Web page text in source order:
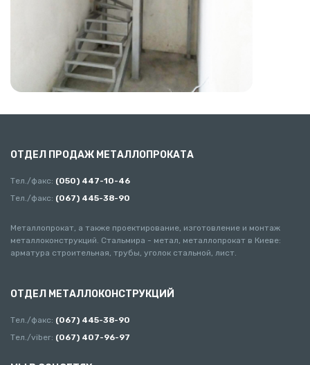
ОТДЕЛ ПРОДАЖ МЕТАЛЛОПРОКАТА
Тел./факс: (050) 447-10-46
Тел./факс: (067) 445-38-90
Металлопрокат, а также проектирование, изготовление и монтаж
металлоконструкций. Стальмира - метал, металлопрокат в Киеве:
арматура строительная, трубы, уголок стальной, лист.
ОТДЕЛ МЕТАЛЛОКОНСТРУКЦИЙ
Тел./факс: (067) 445-38-90
Тел./viber: (067) 407-96-97